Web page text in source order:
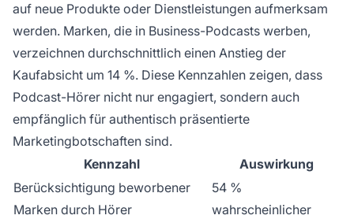
auf neue Produkte oder Dienstleistungen aufmerksam
werden. Marken, die in Business-Podcasts werben,
verzeichnen durchschnittlich einen Anstieg der
Kaufabsicht um 14 %. Diese Kennzahlen zeigen, dass
Podcast-Hörer nicht nur engagiert, sondern auch
empfänglich für authentisch präsentierte
Marketingbotschaften sind.
Kennzahl
Auswirkung
Berücksichtigung beworbener
Marken durch Hörer
54 %
wahrscheinlicher